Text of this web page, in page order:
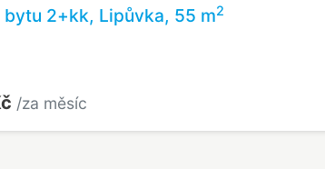
bytu 2+kk, Lipůvka, 55 m2
/za měsíc